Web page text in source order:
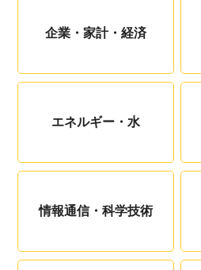
企業・家計・経済
エネルギー・水
情報通信・科学技術